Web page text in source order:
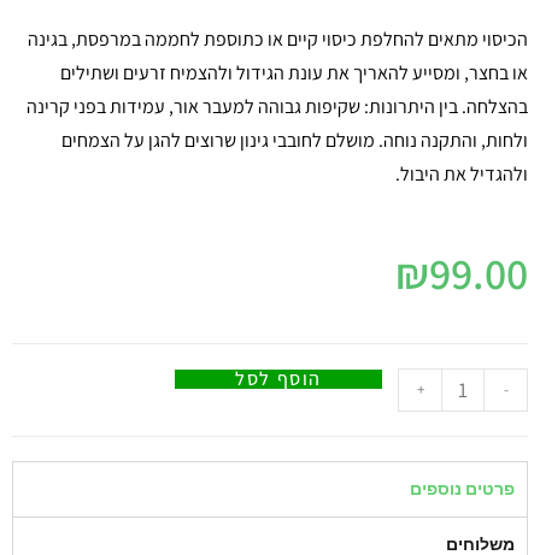
הכיסוי מתאים להחלפת כיסוי קיים או כתוספת לחממה במרפסת, בגינה
או בחצר, ומסייע להאריך את עונת הגידול ולהצמיח זרעים ושתילים
בהצלחה. בין היתרונות: שקיפות גבוהה למעבר אור, עמידות בפני קרינה
ולחות, והתקנה נוחה. מושלם לחובבי גינון שרוצים להגן על הצמחים
ולהגדיל את היבול.
₪99.00
-
+ הוסף לסל
פרטים נוספים
משלוחים